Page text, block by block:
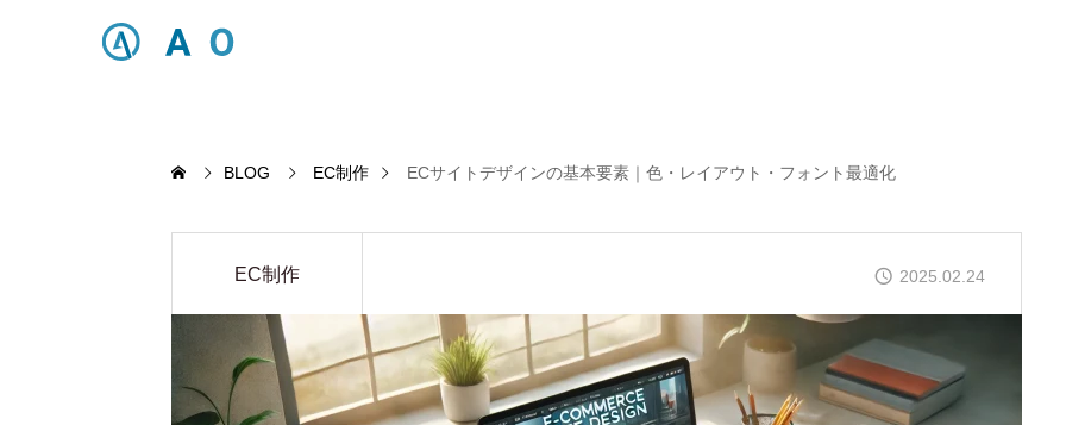
BLOG EC制作 ECサイトデザインの基本要素｜色・レイアウト・フォント最適化
EC制作 2025.02.24